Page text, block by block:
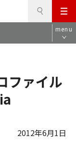
メ
ニ
ュ
menu
ファイル
2012年6月1日